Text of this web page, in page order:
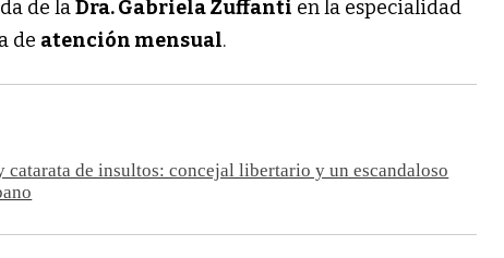
de laDra. Gabriela Zuffanti en la especialidad
de atención mensual.
catarata de insultos: concejal libertario y un escandaloso